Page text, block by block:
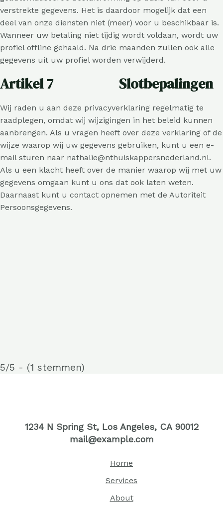
verstrekte gegevens. Het is daardoor mogelijk dat een
deel van onze diensten niet (meer) voor u beschikbaar is.
Wanneer uw betaling niet tijdig wordt voldaan, wordt uw
profiel offline gehaald. Na drie maanden zullen ook alle
gegevens uit uw profiel worden verwijderd.
Artikel 7 Slotbepalingen
Wij raden u aan deze privacyverklaring regelmatig te
raadplegen, omdat wij wijzigingen in het beleid kunnen
aanbrengen. Als u vragen heeft over deze verklaring of de
wijze waarop wij uw gegevens gebruiken, kunt u een e-
mail sturen naar nathalie@nthuiskappersnederland.nl.
Als u een klacht heeft over de manier waarop wij met uw
gegevens omgaan kunt u ons dat ook laten weten.
Daarnaast kunt u contact opnemen met de Autoriteit
Persoonsgegevens.
5/5 - (1 stemmen)
1234 N Spring St, Los Angeles, CA 90012
mail@example.com
Home
Services
About